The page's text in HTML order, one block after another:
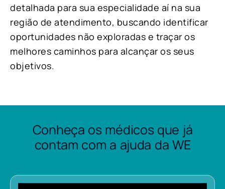
detalhada para sua especialidade aí na sua
região de atendimento, buscando identificar
oportunidades não exploradas e traçar os
melhores caminhos para alcançar os seus
objetivos.
Conheça os médicos que já
contam com a ajuda da WE